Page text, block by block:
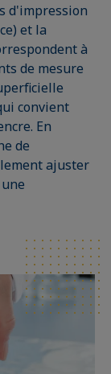
d'impression
et la
à
de mesure
convient
En
de
ajuster